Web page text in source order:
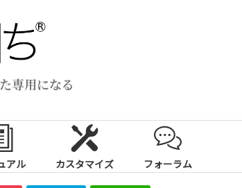
専用になる
アル カスタマイズ フォーラム